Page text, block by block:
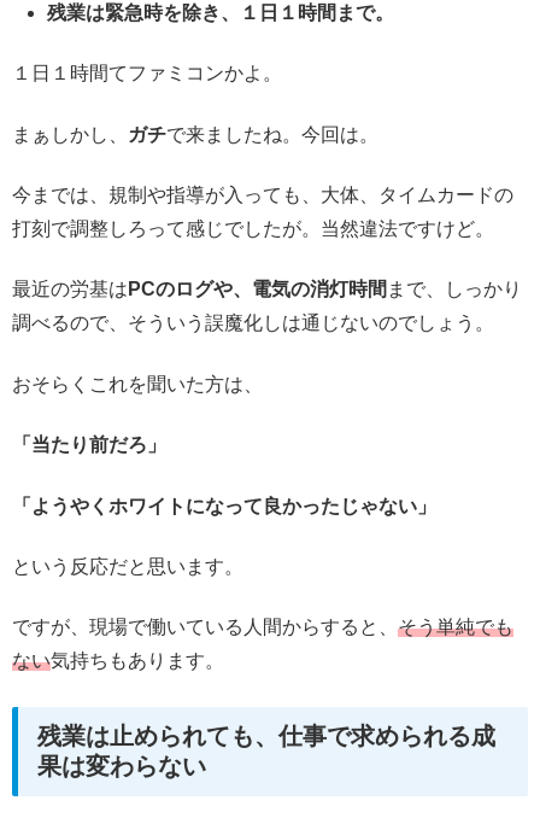
残業は緊急時を除き、１日１時間まで。
１日１時間てファミコンかよ。
まぁしかし、 ガチで来ましたね。今回は。
今までは、規制や指導が入っても、大体、タイムカードの
打刻で調整しろって感じでしたが。当然違法ですけど。
最近の労基は PCのログや、電気の消灯時間 まで、しっかり
調べるので、そういう誤魔化しは通じないのでしょう。
おそらくこれを聞いた方は、
「当たり前だろ」
「ようやくホワイトになって良かったじゃない」
という反応だと思います。
ですが、現場で働いている人間からすると、 そう単純でも
ない気持ちもあります。
残業は止められても、仕事で求められる成
果は変わらない